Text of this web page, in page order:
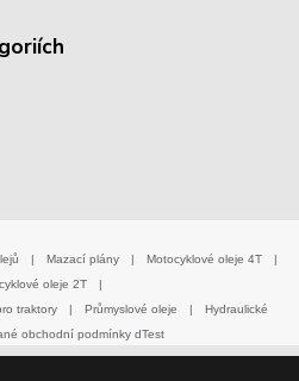
| Mazací plány | Motocyklové oleje 4T
|
oleje 2T
|
traktory | Průmyslové oleje |
Hydraulické
obchodní podmínky dTest